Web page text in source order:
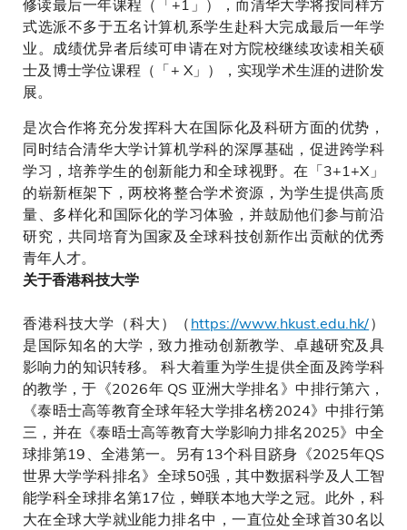
修读最后一年课程（「+1」），而清华大学将按同样方
式选派不多于五名计算机系学生赴科大完成最后一年学
业。成绩优异者后续可申请在对方院校继续攻读相关硕
士及博士学位课程（「+ X」），实现学术生涯的进阶发
展。
是次合作将充分发挥科大在国际化及科研方面的优势，
同时结合清华大学计算机学科的深厚基础，促进跨学科
学习，培养学生的创新能力和全球视野。在「3+1+X」
的崭新框架下，两校将整合学术资源，为学生提供高质
量、多样化和国际化的学习体验，并鼓励他们参与前沿
研究，共同培育为国家及全球科技创新作出贡献的优秀
青年人才。
关于香港科技大学
香港科技大学（科大）（https://www.hkust.edu.hk/）
是国际知名的大学，致力推动创新教学、卓越研究及具
影响力的知识转移。 科大着重为学生提供全面及跨学科
的教学，于《2026年 QS 亚洲大学排名》中排行第六，
《泰晤士高等教育全球年轻大学排名榜2024》中排行第
三，并在《泰晤士高等教育大学影响力排名2025》中全
球排第19、全港第一。另有13个科目跻身《2025年QS
世界大学学科排名》全球50强，其中数据科学及人工智
能学科全球排名第17位，蝉联本地大学之冠。此外，科
大在全球大学就业能力排名中，一直位处全球首30名以